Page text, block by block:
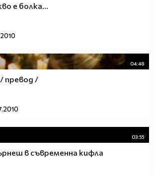
е болка...
04:48
превод /
03:55
в съвременна кифла